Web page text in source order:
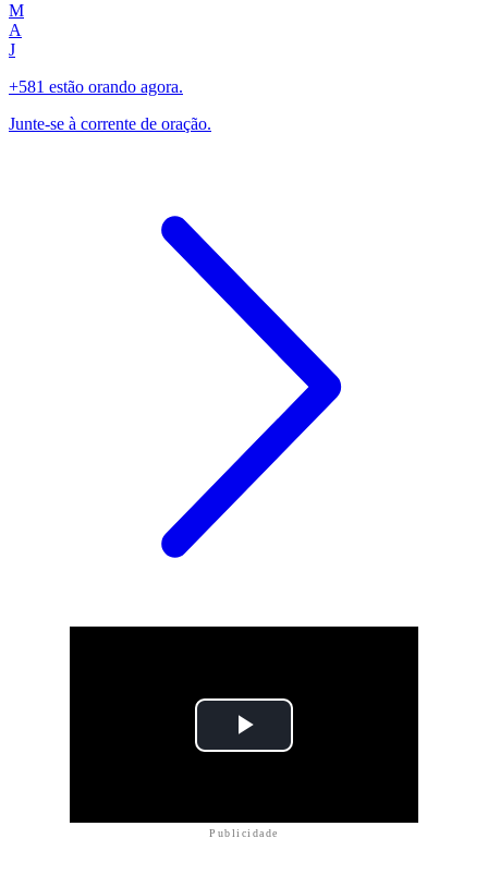
M
A
J
+581 estão orando agora.
Junte-se à corrente de oração.
Publicidade